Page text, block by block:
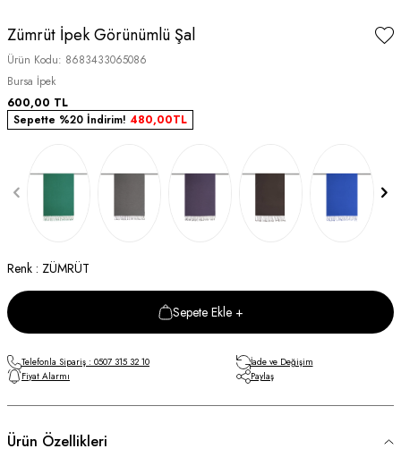
Zümrüt İpek Görünümlü Şal
Ürün Kodu: 8683433065086
Bursa İpek
600,00 TL
Sepette %20 İndirim! 480,00TL
Renk : ZÜMRÜT
Sepete Ekle +
Telefonla Sipariş : 0507 315 32 10
İade ve Değişim
Fiyat Alarmı
Paylaş
Ürün Özellikleri